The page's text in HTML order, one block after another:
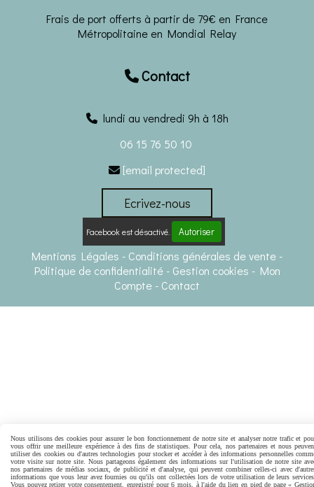
Frais de port offerts à partir de 79€ en France
Métropolitaine en Mondial Relay
Contact
lundi au vendredi 9h à 18h
06 15 76 50 10
 [email protected]
Ecrivez-nous
Facebook est désactivé. Autoriser
Mentions Légales
Conditions générales de vente
Politique de confidentialité
Gestion cookies
Mon
Compte
Contact
Nous utilisons des cookies pour assurer le bon fonctionnement de notre site et analyser notre trafic et
vous offrir une meilleure expérience à des fins de statistiques. Pour cela, nos partenaires et nous
utiliser des cookies ou d'autres technologies pour stocker et accéder à des informations personnelles
votre visite sur notre site. Nous partageons également des informations sur l'utilisation de notre site
nos partenaires de médias sociaux, de publicité et d'analyse, qui peuvent combiner celles-ci avec
informations que vous leur avez fournies ou qu'ils ont collectées lors de votre utilisation de leurs
Vous pouvez retirer votre consentement, enregistré pour 6 mois, à l'aide du lien en pied de page «